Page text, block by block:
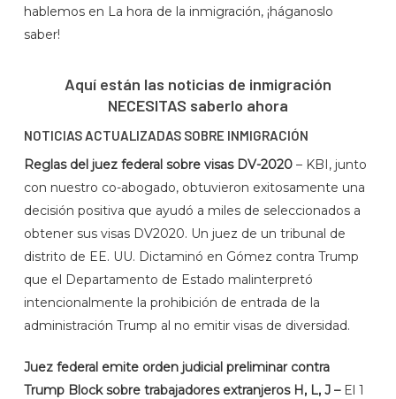
hablemos en La hora de la inmigración, ¡háganoslo
saber!
Aquí están las noticias de inmigración
NECESITAS saberlo ahora
NOTICIAS ACTUALIZADAS SOBRE INMIGRACIÓN
Reglas del juez federal sobre visas DV-2020– KBI, junto
con nuestro co-abogado, obtuvieron exitosamente una
decisión positiva que ayudó a miles de seleccionados a
obtener sus visas DV2020. Un juez de un tribunal de
distrito de EE. UU. Dictaminó en Gómez contra Trump
que el Departamento de Estado malinterpretó
intencionalmente la prohibición de entrada de la
administración Trump al no emitir visas de diversidad.
Juez federal emite orden judicial preliminar contra
Trump Block sobre trabajadores extranjeros H, L, J –El 1